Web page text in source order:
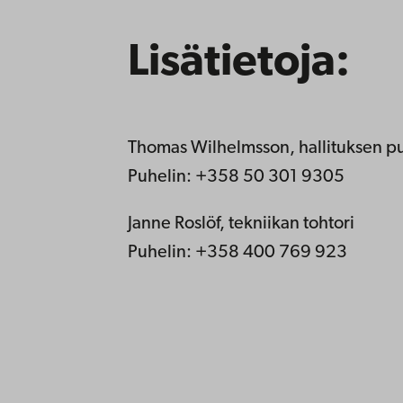
Lisätietoja:
Thomas Wilhelmsson, hallituksen
Puhelin: +358 50 301 9305
Janne Roslöf, tekniikan tohtori
Puhelin: +358 400 769 923